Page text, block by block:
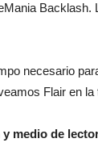
Backlash.
necesario
Flair en la
medio de